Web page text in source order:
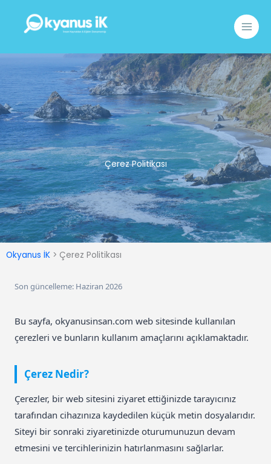
Çerez Politikası
Okyanus İK > Çerez Politikası
Son güncelleme: Haziran 2026
Bu sayfa, okyanusinsan.com web sitesinde kullanılan
çerezleri ve bunların kullanım amaçlarını açıklamaktadır.
Çerez Nedir?
Çerezler, bir web sitesini ziyaret ettiğinizde tarayıcınız
tarafından cihazınıza kaydedilen küçük metin dosyalarıdır.
Siteyi bir sonraki ziyaretinizde oturumunuzun devam
etmesini ve tercihlerinizin hatırlanmasını sağlarlar.